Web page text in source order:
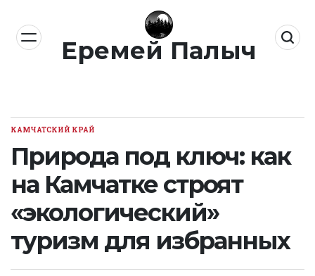
содержимомуЕремей Палыч
ОПУБЛИКОВАНО
КАМЧАТСКИЙ КРАЙ
Природа под ключ: как
на Камчатке строят
«экологический»
туризм для избранных